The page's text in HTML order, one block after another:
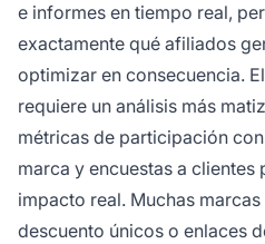
e informes en tiempo real,
exactamente qué afiliados
optimizar en consecuencia.
requiere un análisis más
métricas de participación
marca y encuestas a clientes
impacto real. Muchas
descuento únicos o enlaces